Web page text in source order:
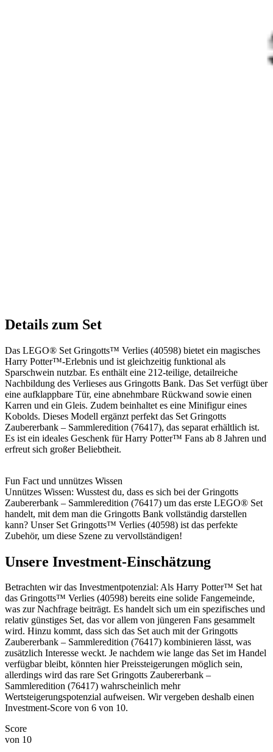
Details zum Set
Das LEGO® Set Gringotts™ Verlies (40598) bietet ein magisches
Harry Potter™-Erlebnis und ist gleichzeitig funktional als
Sparschwein nutzbar. Es enthält eine 212-teilige, detailreiche
Nachbildung des Verlieses aus Gringotts Bank. Das Set verfügt über
eine aufklappbare Tür, eine abnehmbare Rückwand sowie einen
Karren und ein Gleis. Zudem beinhaltet es eine Minifigur eines
Kobolds. Dieses Modell ergänzt perfekt das Set Gringotts
Zaubererbank – Sammleredition (76417), das separat erhältlich ist.
Es ist ein ideales Geschenk für Harry Potter™ Fans ab 8 Jahren und
erfreut sich großer Beliebtheit.
Fun Fact und unnützes Wissen
Unnützes Wissen: Wusstest du, dass es sich bei der Gringotts
Zaubererbank – Sammleredition (76417) um das erste LEGO® Set
handelt, mit dem man die Gringotts Bank vollständig darstellen
kann? Unser Set Gringotts™ Verlies (40598) ist das perfekte
Zubehör, um diese Szene zu vervollständigen!
Unsere Investment-Einschätzung
Betrachten wir das Investmentpotenzial: Als Harry Potter™ Set hat
das Gringotts™ Verlies (40598) bereits eine solide Fangemeinde,
was zur Nachfrage beiträgt. Es handelt sich um ein spezifisches und
relativ günstiges Set, das vor allem von jüngeren Fans gesammelt
wird. Hinzu kommt, dass sich das Set auch mit der Gringotts
Zaubererbank – Sammleredition (76417) kombinieren lässt, was
zusätzlich Interesse weckt. Je nachdem wie lange das Set im Handel
verfügbar bleibt, könnten hier Preissteigerungen möglich sein,
allerdings wird das rare Set Gringotts Zaubererbank –
Sammleredition (76417) wahrscheinlich mehr
Wertsteigerungspotenzial aufweisen. Wir vergeben deshalb einen
Investment-Score von 6 von 10.
Score
von 10